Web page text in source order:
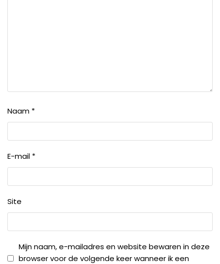
Naam *
E-mail *
Site
Mijn naam, e-mailadres en website bewaren in deze
browser voor de volgende keer wanneer ik een